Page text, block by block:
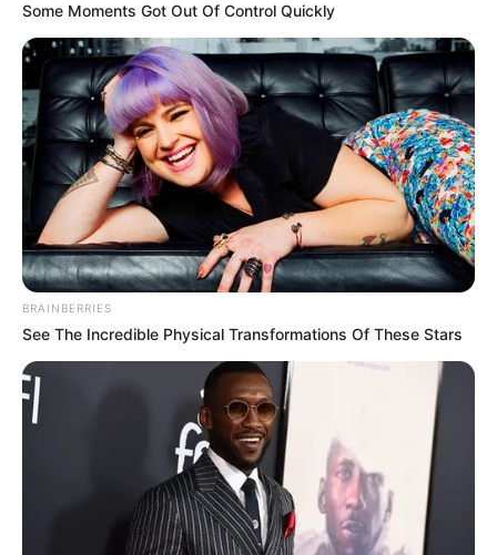
โยนิโสมนสิการ คือการทำในใจให้แยบคาย หรือ การ
พิจารณาโดยแยบคาย กล่าวคือ ความเป็นผู้ฉลาดในการ
คิด คิดอย่างถูกวิธีถูกระบบ พิจารณา ไตร่ตรองสาวไปจนถึง
สาเหตุหรือต้นตอของเรื่องที่กำลังคิด คือคิดถึงรากถึงโคน
นั่นเอง แล้วประมวลความคิดรอบด้านจนกระทั่งสรุปออก
มาได้ว่าสิ่งนั้นควรหรือไม่ควร ดีหรือไม่ดี หลังจากสวดเสร็จ
อย่าลืมกรวดน้ำด้วยนะคะ แต่ไม่ต้องถึงกับกรวดน้ำคว่ำขัน
แค่กรวดน้ำให้ตัวเองก็เพียงพอแล้วค่ะ ถ้าจิตใจยังไม่ให้อภัย
กัน มีโอกาสที่ชาติหน้าจะต้องมาชดใช้กรรมกันต่อ เพราะ
ฉะนั้นจบกันไปตั้งแต่ชาตินี้จะดีกว่าค่ะ
นะหิ เวเรนะ เวรานิ สัมมันตีธะ กุทา
จะนัง
อะเวเรนะ จะ สัมมันติ เอสะ ธัมโม
สะนันตะโน
Some Moments Got Out Of Control Quickly
BRAINBERRIES
See The Incredible Physical Transformations Of These Stars